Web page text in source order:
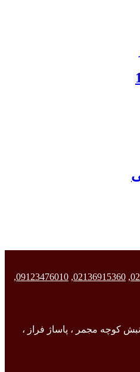
,
02136915360
,
09123476010
,
نبش کوچه مجمر ، پاساژ فراز ،